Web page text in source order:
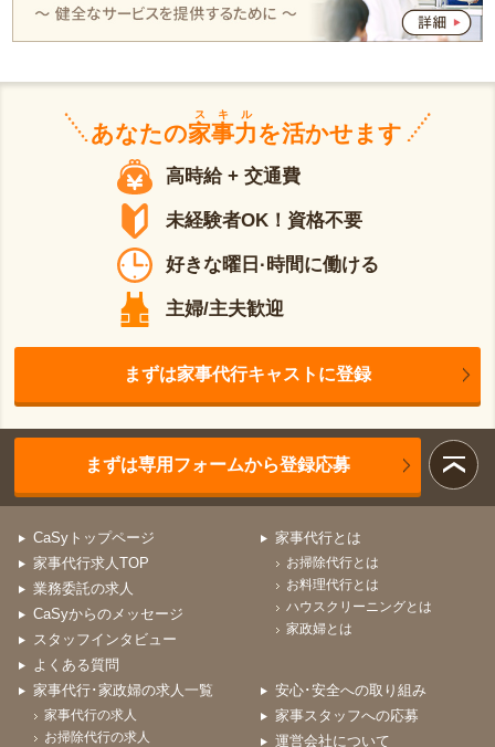
あなたの家事力
スキル
を活かせます
高時給 + 交通費
未経験者OK！資格不要
好きな曜日·時間に働ける
主婦/主夫歓迎
まずは家事代行キャストに登録
まずは専用フォームから登録応募
CaSyトップページ
家事代行求人TOP
業務委託の求人
CaSyからのメッセージ
スタッフインタビュー
よくある質問
家事代行とは
お掃除代行とは
お料理代行とは
ハウスクリーニングとは
家政婦とは
家事代行･家政婦の求人一覧
家事代行の求人
お掃除代行の求人
安心･安全への取り組み
家事スタッフへの応募
運営会社について